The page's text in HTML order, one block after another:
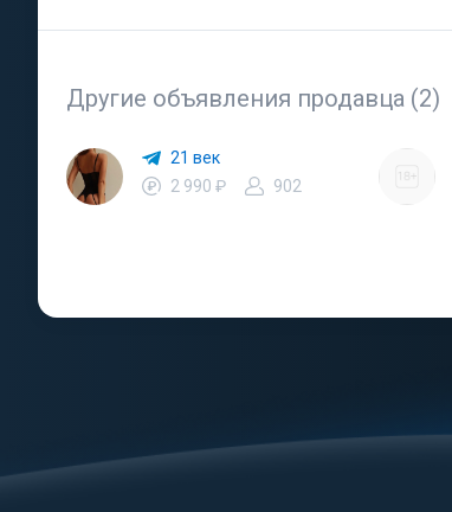
Другие объявления продавца (2)
21 век
2 990 ₽
902